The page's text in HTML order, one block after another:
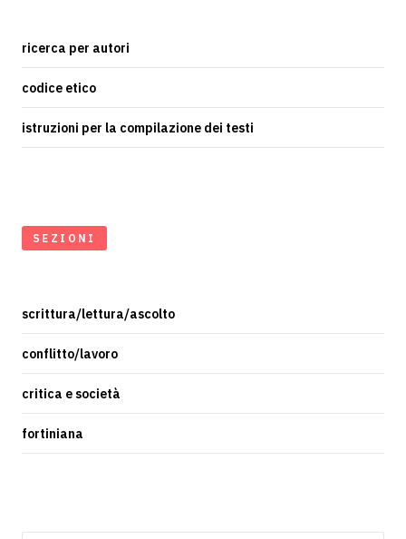
ricerca per autori
codice etico
istruzioni per la compilazione dei testi
SEZIONI
scrittura/lettura/ascolto
conflitto/lavoro
critica e società
fortiniana